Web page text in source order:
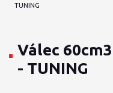
TUNING
Válec
- TUNING